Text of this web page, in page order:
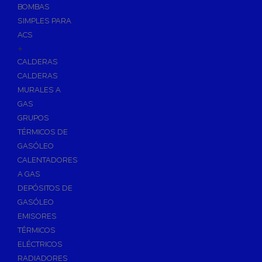
Sumideros para Piscinas
Accesorios para Piscinas
Productos Químicos para Piscinas
Reguladores de PH
Antialgas para Piscinas
Floculante para Piscinas
Cloro para Piscinas
Desinfección de Piscinas sin Cloro
Invernaje de Piscinas
Limpiadores de Piscinas
Kits Analizadores
Dosificadores
Riego, Jardín y Fuentes
BOMBAS
SIMPLES PARA
ACS
+
CALDERAS
CALDERAS
MURALES A
GAS
GRUPOS
TÉRMICOS DE
GASÓLEO
CALENTADORES
A GAS
DEPÓSITOS DE
GASÓLEO
EMISORES
TÉRMICOS
ELÉCTRICOS
RADIADORES